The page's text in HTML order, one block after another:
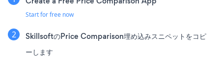
Start for free now
SkillsoftのPrice Comparison埋め込みスニペットをコピ
ーします